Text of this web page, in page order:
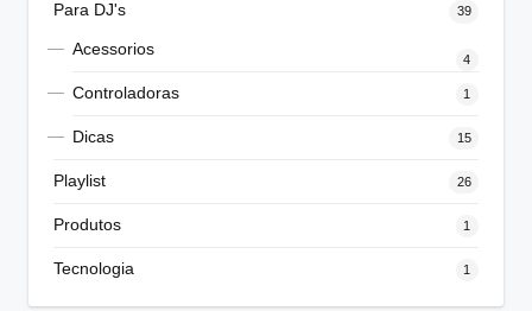
Para DJ's 39
Acessorios
4
Controladoras 1
Dicas 15
Playlist 26
Produtos 1
Tecnologia 1